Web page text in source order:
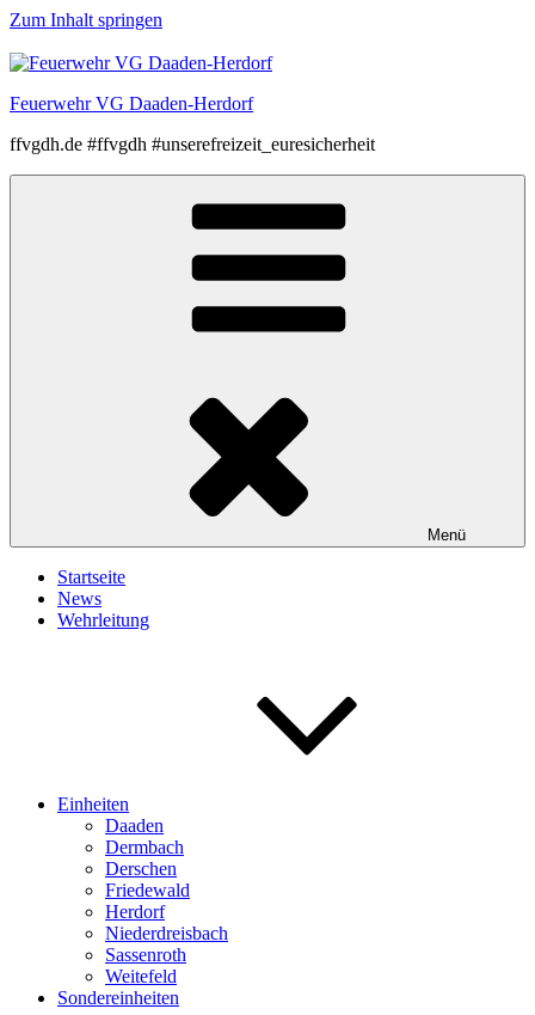
Zum Inhalt springen
Feuerwehr VG Daaden-Herdorf
ffvgdh.de #ffvgdh #unserefreizeit_euresicherheit
Menü
Startseite
News
Wehrleitung
Einheiten
Daaden
Dermbach
Derschen
Friedewald
Herdorf
Niederdreisbach
Sassenroth
Weitefeld
Sondereinheiten